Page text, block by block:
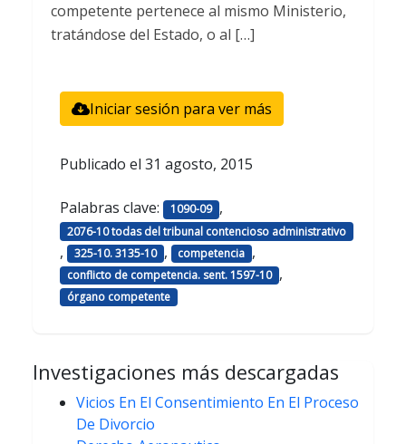
competente pertenece al mismo Ministerio,
tratándose del Estado, o al […]
Iniciar sesión para ver más
Publicado el 31 agosto, 2015
Palabras clave: 1090-09 ,
2076-10 todas del tribunal contencioso administrativo
, 325-10. 3135-10 , competencia ,
conflicto de competencia. sent. 1597-10 ,
órgano competente
Investigaciones más descargadas
Vicios En El Consentimiento En El Proceso
De Divorcio